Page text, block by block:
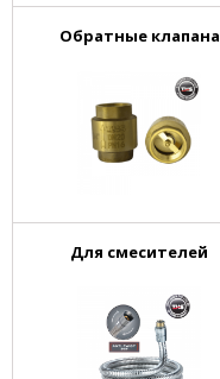
Обратные клапана
Для смесителей